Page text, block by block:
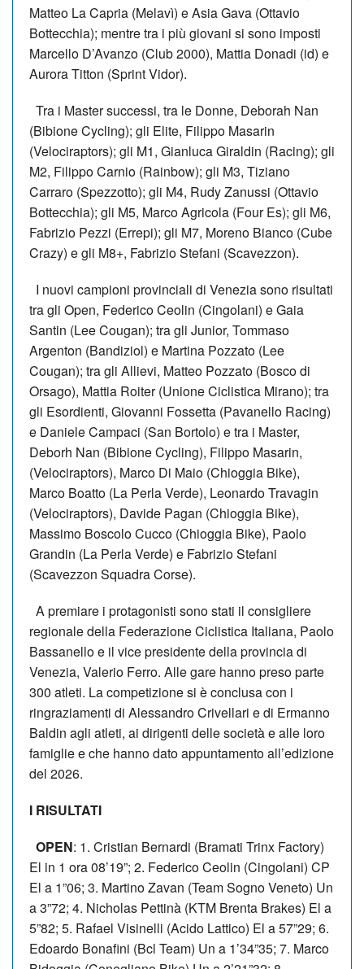
Matteo La Capria (Melavì) e Asia Gava (Ottavio
Bottecchia); mentre tra i più giovani si sono imposti
Marcello D’Avanzo (Club 2000), Mattia Donadi (id) e
Aurora Titton (Sprint Vidor).
Tra i Master successi, tra le Donne, Deborah Nan
(Bibione Cycling); gli Elite, Filippo Masarin
(Velociraptors); gli M1, Gianluca Giraldin (Racing); gli
M2, Filippo Carnio (Rainbow); gli M3, Tiziano
Carraro (Spezzotto); gli M4, Rudy Zanussi (Ottavio
Bottecchia); gli M5, Marco Agricola (Four Es); gli M6,
Fabrizio Pezzi (Errepi); gli M7, Moreno Bianco (Cube
Crazy) e gli M8+, Fabrizio Stefani (Scavezzon).
I nuovi campioni provinciali di Venezia sono risultati
tra gli Open, Federico Ceolin (Cingolani) e Gaia
Santin (Lee Cougan); tra gli Junior, Tommaso
Argenton (Bandiziol) e Martina Pozzato (Lee
Cougan); tra gli Allievi, Matteo Pozzato (Bosco di
Orsago), Mattia Roiter (Unione Ciclistica Mirano); tra
gli Esordienti, Giovanni Fossetta (Pavanello Racing)
e Daniele Campaci (San Bortolo) e tra i Master,
Deborh Nan (Bibione Cycling), Filippo Masarin,
(Velociraptors), Marco Di Maio (Chioggia Bike),
Marco Boatto (La Perla Verde), Leonardo Travagin
(Velociraptors), Davide Pagan (Chioggia Bike),
Massimo Boscolo Cucco (Chioggia Bike), Paolo
Grandin (La Perla Verde) e Fabrizio Stefani
(Scavezzon Squadra Corse).
A premiare i protagonisti sono stati il consigliere
regionale della Federazione Ciclistica Italiana, Paolo
Bassanello e il vice presidente della provincia di
Venezia, Valerio Ferro. Alle gare hanno preso parte
300 atleti. La competizione si è conclusa con i
ringraziamenti di Alessandro Crivellari e di Ermanno
Baldin agli atleti, ai dirigenti delle società e alle loro
famiglie e che hanno dato appuntamento all’edizione
del 2026.
I RISULTATI
OPEN: 1. Cristian Bernardi (Bramati Trinx Factory)
El in 1 ora 08’19”; 2. Federico Ceolin (Cingolani) CP
El a 1”06; 3. Martino Zavan (Team Sogno Veneto) Un
a 3”72; 4. Nicholas Pettinà (KTM Brenta Brakes) El a
5”82; 5. Rafael Visinelli (Acido Lattico) El a 57”29; 6.
Edoardo Bonafini (Bcl Team) Un a 1’34”35; 7. Marco